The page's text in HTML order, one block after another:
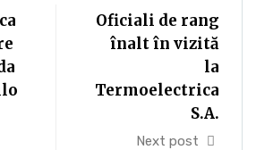
Oficiali de rang
înalt în vizită
la
Termoelectrica
S.A.
Next post